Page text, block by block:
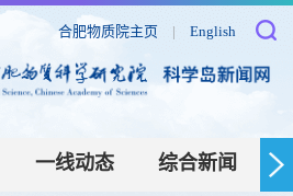
合肥物质院主页 | English
一线动态 综合新闻